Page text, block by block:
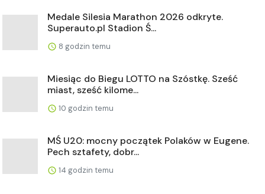
Medale Silesia Marathon 2026 odkryte.
Superauto.pl Stadion Ś...
8 godzin temu
Miesiąc do Biegu LOTTO na Szóstkę. Sześć
miast, sześć kilome...
10 godzin temu
MŚ U20: mocny początek Polaków w Eugene.
Pech sztafety, dobr...
14 godzin temu